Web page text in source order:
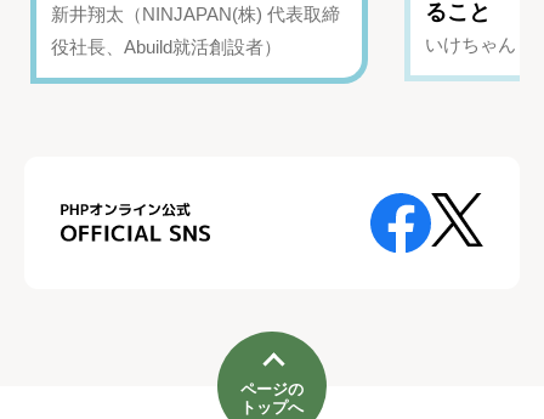
新井翔太（NINJAPAN(株) 代表取締
役社長、Abuild就活創設者）
ること
いけちゃん（
ページの
トップへ